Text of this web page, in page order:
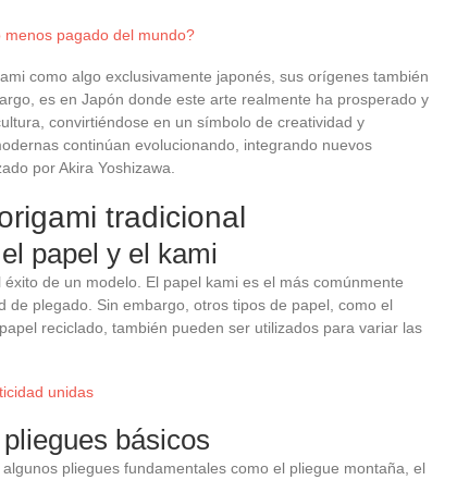
menos pagado del mundo?
como algo exclusivamente japonés, sus orígenes también
es en Japón donde este arte realmente ha prosperado y
convirtiéndose en un símbolo de creatividad y
continúan evolucionando, integrando nuevos
por Akira Yoshizawa.
tradicional
papel y el kami
de un modelo. El papel kami es el más comúnmente
de plegado. Sin embargo, otros tipos de papel, como el
reciclado, también pueden ser utilizados para variar las
unidas
básicos
pliegues fundamentales como el pliegue montaña, el